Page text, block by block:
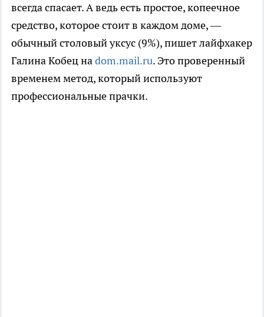
всегда спасает. А ведь есть простое, копеечное
средство, которое стоит в каждом доме, —
обычный столовый уксус (9%), пишет лайфхакер
Галина Кобец наdom.mail.ru. Это проверенный
временем метод, который используют
профессиональные прачки.